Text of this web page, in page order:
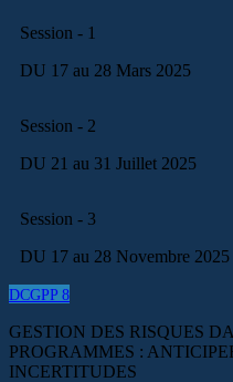
Session - 1
DU 17 au 28 Mars 2025
Session - 2
DU 21 au 31 Juillet 2025
Session - 3
DU 17 au 28 Novembre 2025
DCGPP 8
GESTION DES RISQUES
PROGRAMMES :
INCERTITUDES